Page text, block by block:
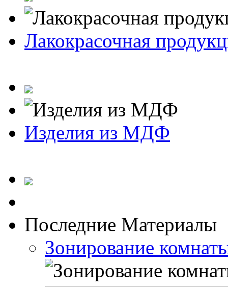
Лакокрасочная
Изделия из МДФ
Последние Материалы
Зонирование